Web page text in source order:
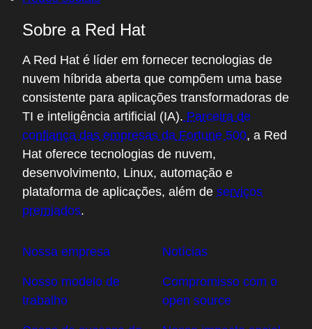
Contate o atendimento ao cliente
Contate o setor de treinamento
Sobre a Red Hat
A Red Hat é líder em fornecer tecnologias de
nuvem híbrida aberta que compõem uma base
consistente para aplicações transformadoras de
TI e inteligência artificial (IA).
Parceira de
confiança das empresas da Fortune 500
Hat oferece tecnologias de nuvem,
desenvolvimento, Linux, automação e
premiados.
Nossa empresa Notícias